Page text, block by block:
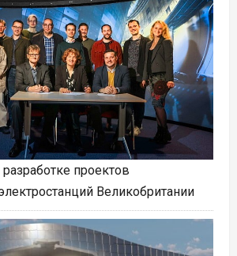
проектов
Великобритании